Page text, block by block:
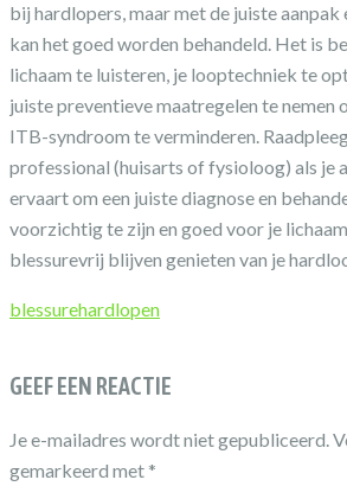
bij hardlopers, maar met de juiste
kan het goed worden behandeld. Het is
lichaam te luisteren, je looptechniek te
juiste preventieve maatregelen te nemen
ITB-syndroom te verminderen.
professional (huisarts of fysioloog) als je
ervaart om een juiste diagnose en
voorzichtig te zijn en goed voor je
blessurevrij blijven genieten van je
blessurehardlopen
GEEF EEN REACTIE
Je e-mailadres wordt niet gepubliceerd.
gemarkeerd met *